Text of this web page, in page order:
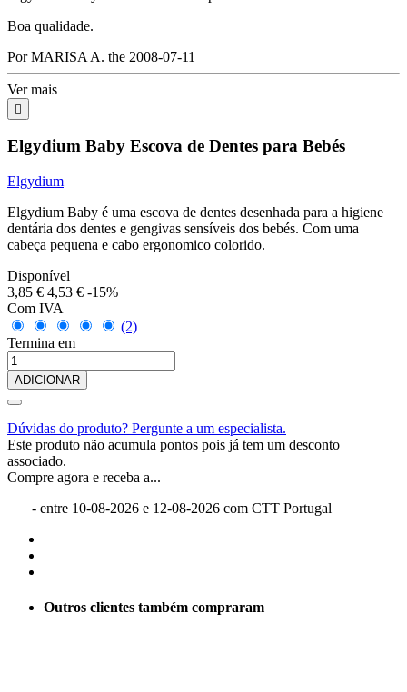
Boa qualidade.
Por MARISA A. the 2008-07-11
Ver mais

Elgydium Baby Escova de Dentes para Bebés
Elgydium
Elgydium Baby é uma escova de dentes desenhada para a higiene
dentária dos dentes e gengivas sensíveis dos bebés. Com uma
cabeça pequena e cabo ergonomico colorido.
Disponível
3,85 € 4,53 € -15%
Com IVA
(2)
Termina em
ADICIONAR
Dúvidas do produto? Pergunte a um especialista.
Este produto não acumula pontos pois já tem um desconto
associado.
Compre agora e receba a...
- entre 10-08-2026 e 12-08-2026 com CTT Portugal
Outros clientes também compraram